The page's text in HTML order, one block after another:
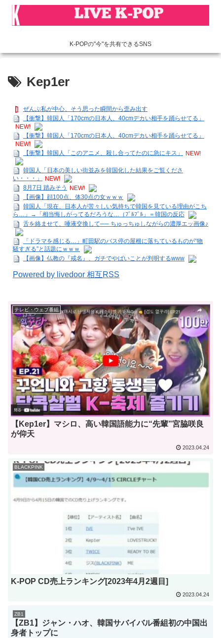
K-POPの"今"を共有できるSNS
Kep1er
ぜんぶ私が中心、そう思った瞬間から歪み出す
【衝撃】韓国人「170cmの日本人、40cmデカい相手を踊らせてる」
NEW!
【衝撃】韓国人「170cmの日本人、40cmデカい相手を踊らせてる」
NEW!
【衝撃】韓国人「このアニメ、殺し合ってたのに急にキス」
NEW!
韓国人「日本の美しい街並みを韓国化した結果をご覧くださ
い・・・」
NEW!
8月7日 踏みそう
NEW!
【画像】顔100点、体30点の女ｗｗｗ
韓国人「現在、日本人が苦々しい気持ちで韓国を見ている理由がこち
ら…」→「相当悔しがってるだろうな…（ﾌﾞﾙﾌﾞﾙ」＝韓国の反応
舌を絡ませて、唾液交換して── ちゅっちゅしながらの濃厚エッ画像♪
「ドラマを感じる…」町田駅のバス停の屋根に落ちているものが“物
騒すぎる”と話題にｗｗｗ
【画像】仏教の『戒名』、ガチでやばいことが判明するwww
Powered by livedoor 相互RSS
テレビ・ウェブ番組
【Kep1er】マシロ、高い韓国語能力に“先輩”宮脇咲良
が仰天
2023.04.24
BLACKPINK
K-POP CD売上ランキング[2023年4月2週目]
2023.04.24
ZB1
【ZB1】ジャン・ハオ、韓国サバイバル番組初の中国出
身者トップに